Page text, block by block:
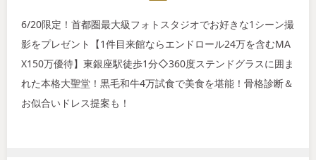
6/20限定！首都圏最大級フォトスタジオでお好きな1シーン撮
影をプレゼント【1件目来館ならエンドロール24万を含むMA
X150万優待】東銀座駅徒歩1分◇360度ステンドグラスに囲ま
れた本格大聖堂！黒毛和牛4万試食で美食を堪能！骨格診断＆
お似合いドレス提案も！